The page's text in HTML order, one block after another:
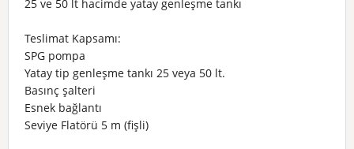
25 ve 50 lt hacimde yatay genleşme tankı
Teslimat Kapsamı:
SPG pompa
Yatay tip genleşme tankı 25 veya 50 lt.
Basınç şalteri
Esnek bağlantı
Seviye Flatörü 5 m (fişli)